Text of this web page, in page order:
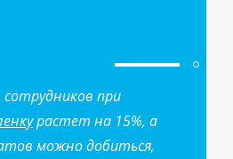
при
растет на 15%, а
можно добиться,